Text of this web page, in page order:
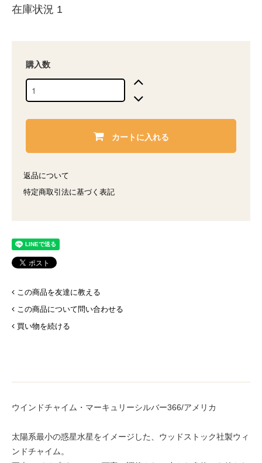
在庫状況 1
購入数
カートに入れる
返品について
特定商取引法に基づく表記
この商品を友達に教える
この商品について問い合わせる
買い物を続ける
ウインドチャイム・マーキュリーシルバー366/アメリカ
太陽系最小の惑星水星をイメージした、ウッドストック社製ウィ
ンドチャイム。